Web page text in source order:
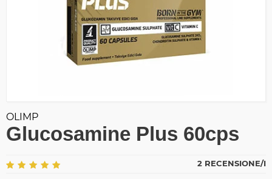
OLIMP
Glucosamine Plus 60cps
2 RECENSIONE/I